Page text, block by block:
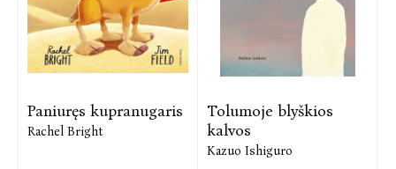
Paniuręs kupranugaris
Rachel Bright
Tolumoje blyškios
kalvos
Kazuo Ishiguro